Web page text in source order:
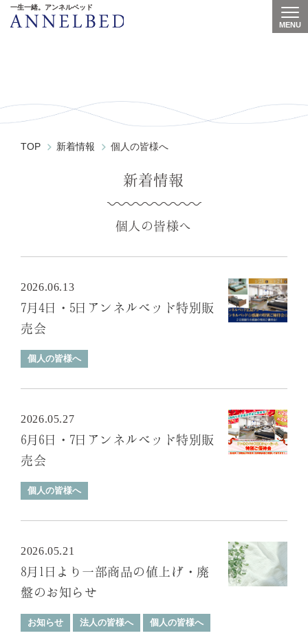
一生一緒。アンネルベッド
MENU
TOP 新着情報 個人の皆様へ
新着情報
個人の皆様へ
2026.06.13
7月4日・5日アンネルベッド特別販
売会
個人の皆様へ
2026.05.27
6月6日・7日アンネルベッド特別販
売会
個人の皆様へ
2026.05.21
8月1日より一部商品の値上げ・廃
盤のお知らせ
お知らせ 法人の皆様へ 個人の皆様へ